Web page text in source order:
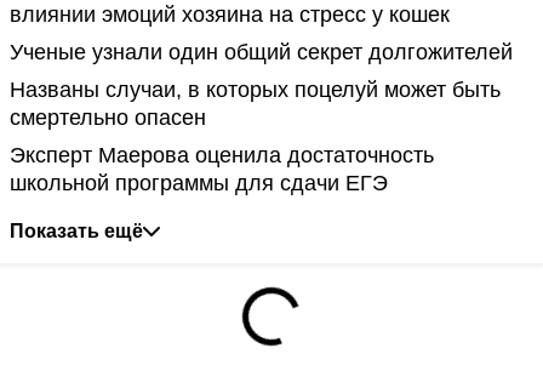
влиянии эмоций хозяина на стресс у кошек
Ученые узнали один общий секрет долгожителей
Названы случаи, в которых поцелуй может быть
смертельно опасен
Эксперт Маерова оценила достаточность
школьной программы для сдачи ЕГЭ
Показать ещё